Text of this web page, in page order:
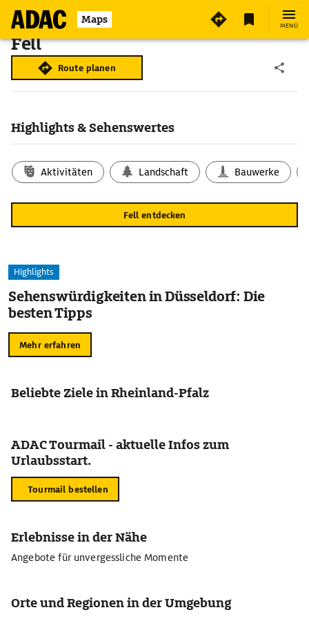
Maps MENÜ
Fell
Route planen
Highlights & Sehenswertes
Aktivitäten Landschaft Bauwerke
Fell entdecken
Highlights
Sehenswürdigkeiten in Düsseldorf: Die
besten Tipps
Mehr erfahren
Beliebte Ziele in Rheinland-Pfalz
ADAC Tourmail - aktuelle Infos zum
Urlaubsstart.
Tourmail bestellen
Erlebnisse in der Nähe
Angebote für unvergessliche Momente
Orte und Regionen in der Umgebung